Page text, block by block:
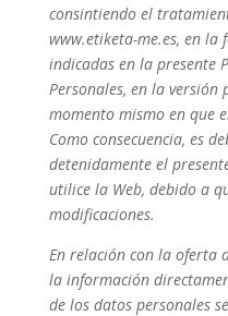
consintiendo el
www.etiketa-me.es, en
indicadas en la presente
Personales, en la versión
momento mismo en que
Como consecuencia, es
detenidamente el
utilice la Web, debido a
modificaciones.
En relación con la oferta
la información
de los datos personales